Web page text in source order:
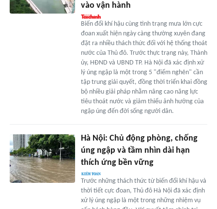
vào vận hành
Biến đổi khí hậu cùng tình trạng mưa lớn cực
đoan xuất hiện ngày càng thường xuyên đang
đặt ra nhiều thách thức đối với hệ thống thoát
nước của Thủ đô. Trước thực trạng này, Thành
ủy, HĐND và UBND TP. Hà Nội đã xác định xử
lý úng ngập là một trong 5 "điểm nghẽn" cần
tập trung giải quyết, đồng thời triển khai đồng
bộ nhiều giải pháp nhằm nâng cao năng lực
tiêu thoát nước và giảm thiểu ảnh hưởng của
ngập úng đến đời sống người dân.
Hà Nội: Chủ động phòng, chống
úng ngập và tầm nhìn dài hạn
thích ứng bền vững
Trước những thách thức từ biến đổi khí hậu và
thời tiết cực đoan, Thủ đô Hà Nội đã xác định
xử lý úng ngập là một trong những nhiệm vụ